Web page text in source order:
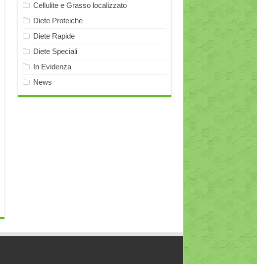
Cellulite e Grasso localizzato
Diete Proteiche
Diete Rapide
Diete Speciali
In Evidenza
News